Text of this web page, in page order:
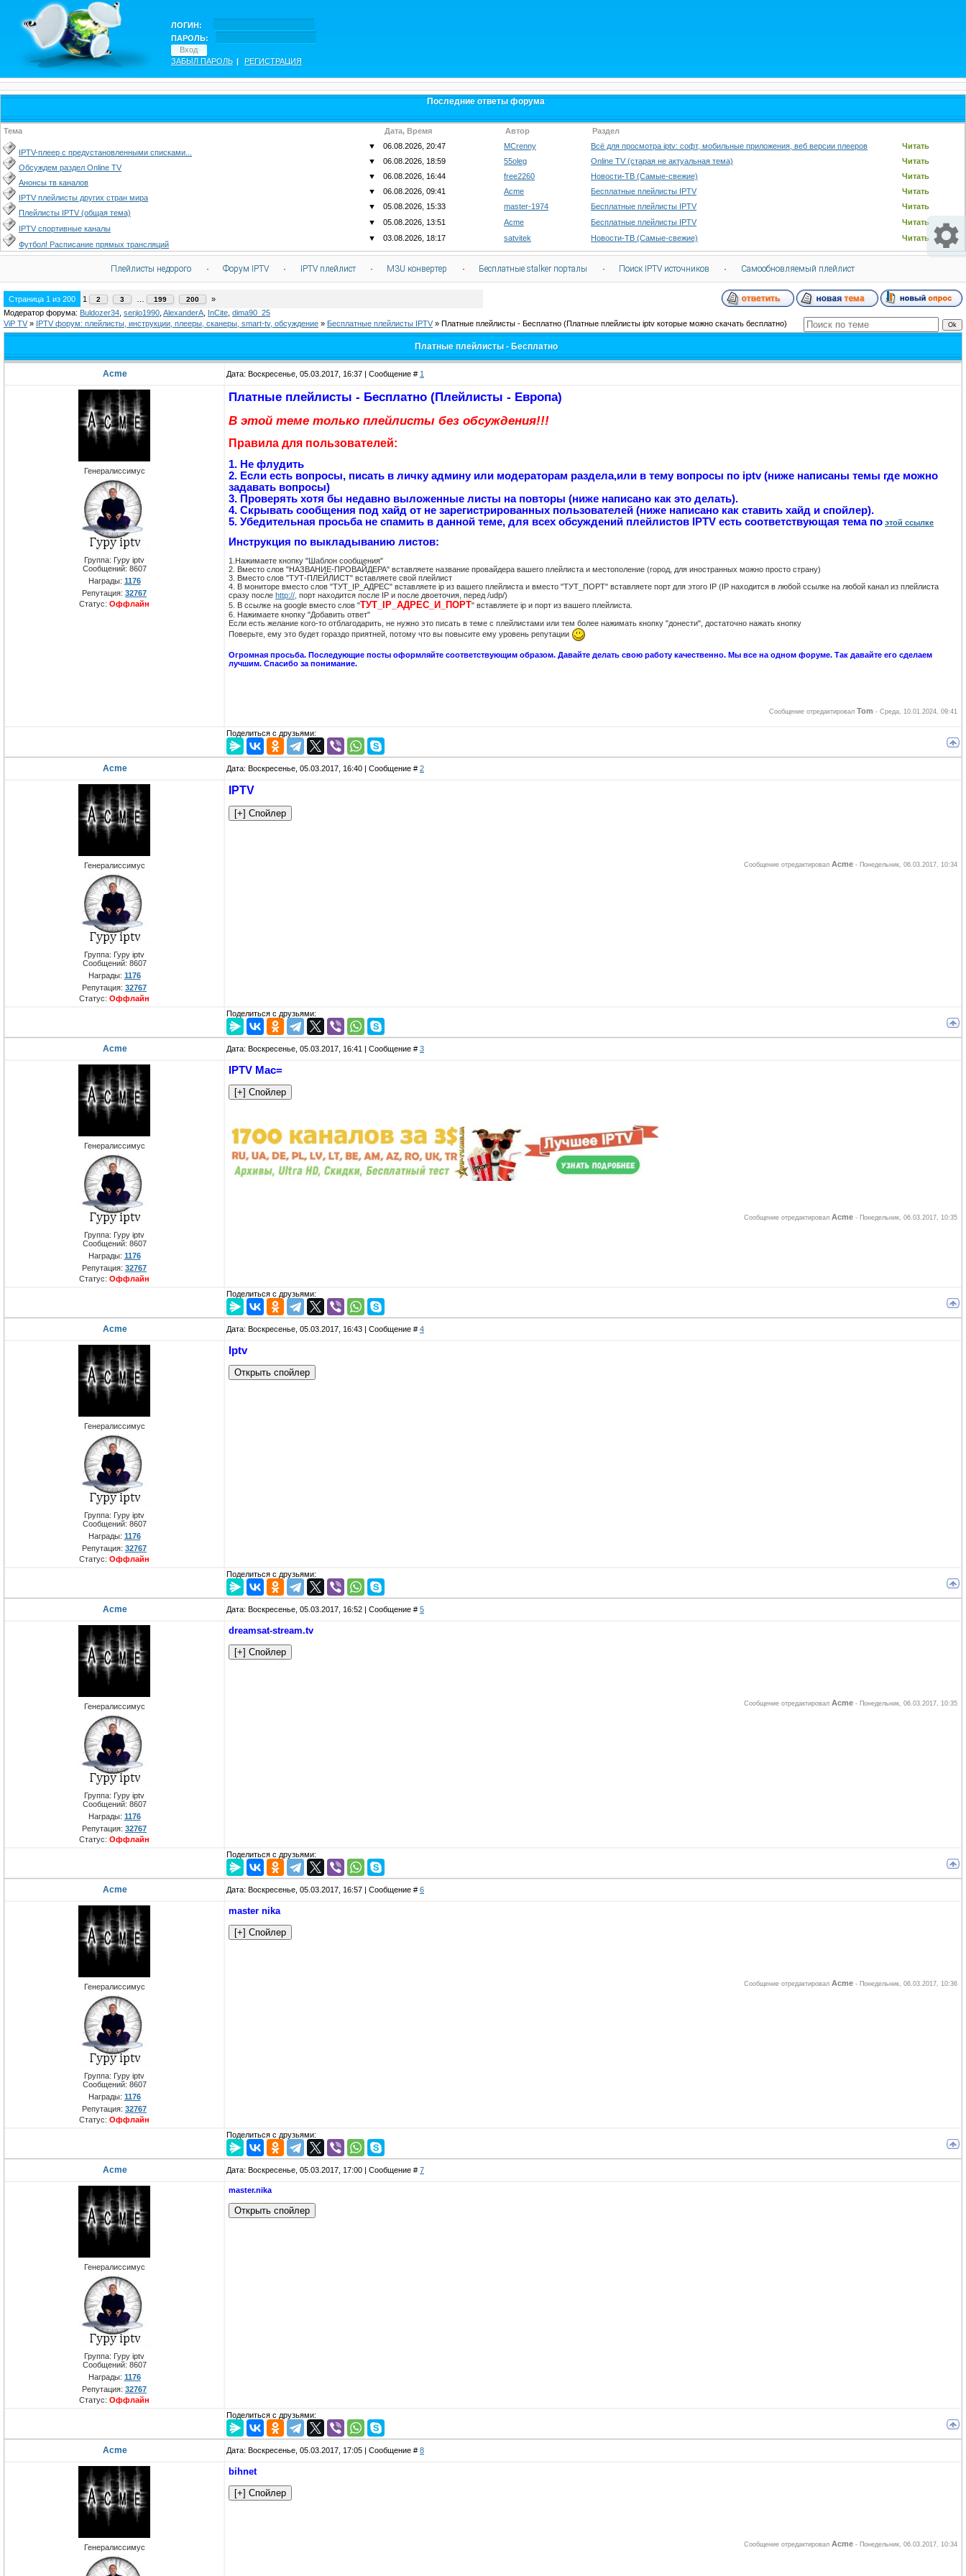
ЛОГИН:
ПАРОЛЬ:
ЗАБЫЛ ПАРОЛЬ | РЕГИСТРАЦИЯ
Последние ответы форума
Тема Дата, Время Автор Раздел
IPTV-плеер с предустановленными списками...
▼ 06.08.2026, 20:47 MCrenny Всё для просмотра iptv: софт, мобильные приложения, веб версии плееров Читать
Обсуждем раздел Online TV
▼ 06.08.2026, 18:59 55oleg Online TV (старая не актуальная тема) Читать
Анонсы тв каналов
▼ 06.08.2026, 16:44 free2260 Новости-ТВ (Самые-свежие) Читать
IPTV плейлисты других стран мира
▼ 06.08.2026, 09:41 Acme Бесплатные плейлисты IPTV Читать
Плейлисты IPTV (общая тема)
▼ 05.08.2026, 15:33 master-1974 Бесплатные плейлисты IPTV Читать
IPTV спортивные каналы
▼ 05.08.2026, 13:51 Acme Бесплатные плейлисты IPTV Читать
Футбол! Расписание прямых трансляций
▼ 03.08.2026, 18:17 satvitek Новости-ТВ (Самые-свежие) Читать
Плейлисты недорого · Форум IPTV · IPTV плейлист · M3U конвертер · Бесплатные stalker порталы · Поиск IPTV источников · Самообновляемый плейлист
Страница 1 из 200 1 2 3 199 200
»
Модератор форума: Buldozer34 serjio1990 AlexanderA InCite dima90_25
ViP TV » IPTV форум: плейлисты, инструкции, плееры, сканеры, smart-tv, обсуждение » Бесплатные плейлисты IPTV » Платные плейлисты - Бесплатно (Платные плейлисты iptv которые можно скачать бесплатно)
Платные плейлисты - Бесплатно
Acme Дата: Воскресенье, 05.03.2017, 16:37 | Сообщение # 1
Генералиссимус
Группа: Гуру iptv
Сообщений: 8607
Награды: 1176
Репутация: 32767
Статус: Оффлайн
Платные плейлисты - Бесплатно (Плейлисты - Европа)
В этой теме только плейлисты без обсуждения!!!
Правила для пользователей:
1. Не флудить
2. Если есть вопросы, писать в личку админу или модераторам раздела,или в тему вопросы по iptv (ниже написаны темы где можно
задавать вопросы)
3. Проверять хотя бы недавно выложенные листы на повторы (ниже написано как это делать).
4. Скрывать сообщения под хайд от не зарегистрированных пользователей (ниже написано как ставить хайд и спойлер).
5. Убедительная просьба не спамить в данной теме, для всех обсуждений плейлистов IPTV есть соответствующая тема по этой ссылке
Инструкция по выкладыванию листов:
1.Нажимаете кнопку "Шаблон сообщения"
2. Вместо слов "НАЗВАНИЕ-ПРОВАЙДЕРА" вставляете название провайдера вашего плейлиста и местополение (город, для иностранных можно просто страну)
3. Вместо слов "ТУТ-ПЛЕЙЛИСТ" вставляете свой плейлист
4. В мониторе вместо слов "ТУТ_IP_АДРЕС" вставляете ip из вашего плейлиста и вместо "ТУТ_ПОРТ" вставляете порт для этого IP (IP находится в любой ссылке на любой канал из плейлиста
сразу после http://, порт находится после IP и после двоеточия, перед /udp/)
5. В ссылке на google вместо слов "ТУТ_IP_АДРЕС_И_ПОРТ" вставляете ip и порт из вашего плейлиста.
6. Нажимаете кнопку "Добавить ответ"
Если есть желание кого-то отблагодарить, не нужно это писать в теме с плейлистами или тем более нажимать кнопку "донести", достаточно нажать кнопку
Поверьте, ему это будет гораздо приятней, потому что вы повысите ему уровень репутации
Огромная просьба. Последующие посты оформляйте соответствующим образом. Давайте делать свою работу качественно. Мы все на одном форуме. Так давайте его сделаем
лучшим. Спасибо за понимание.
Сообщение отредактировал Tom - Среда, 10.01.2024, 09:41
Поделиться с друзьями:
Acme Дата: Воскресенье, 05.03.2017, 16:40 | Сообщение # 2
Генералиссимус
Группа: Гуру iptv
Сообщений: 8607
Награды: 1176
Репутация: 32767
Статус: Оффлайн
IPTV
Сообщение отредактировал Acme - Понедельник, 06.03.2017, 10:34
Поделиться с друзьями:
Acme Дата: Воскресенье, 05.03.2017, 16:41 | Сообщение # 3
Генералиссимус
Группа: Гуру iptv
Сообщений: 8607
Награды: 1176
Репутация: 32767
Статус: Оффлайн
IPTV Mac=
Сообщение отредактировал Acme - Понедельник, 06.03.2017, 10:35
Поделиться с друзьями:
Acme Дата: Воскресенье, 05.03.2017, 16:43 | Сообщение # 4
Генералиссимус
Группа: Гуру iptv
Сообщений: 8607
Награды: 1176
Репутация: 32767
Статус: Оффлайн
Iptv
Поделиться с друзьями:
Acme Дата: Воскресенье, 05.03.2017, 16:52 | Сообщение # 5
Генералиссимус
Группа: Гуру iptv
Сообщений: 8607
Награды: 1176
Репутация: 32767
Статус: Оффлайн
dreamsat-stream.tv
Сообщение отредактировал Acme - Понедельник, 06.03.2017, 10:35
Поделиться с друзьями:
Acme Дата: Воскресенье, 05.03.2017, 16:57 | Сообщение # 6
Генералиссимус
Группа: Гуру iptv
Сообщений: 8607
Награды: 1176
Репутация: 32767
Статус: Оффлайн
master nika
Сообщение отредактировал Acme - Понедельник, 06.03.2017, 10:36
Поделиться с друзьями:
Acme Дата: Воскресенье, 05.03.2017, 17:00 | Сообщение # 7
Генералиссимус
Группа: Гуру iptv
Сообщений: 8607
Награды: 1176
Репутация: 32767
Статус: Оффлайн
master.nika
Поделиться с друзьями:
Acme Дата: Воскресенье, 05.03.2017, 17:05 | Сообщение # 8
Генералиссимус
bihnet
Сообщение отредактировал Acme - Понедельник, 06.03.2017, 10:34